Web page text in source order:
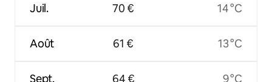
Juil.
Août
Sept.
70 €
61 €
64 €
14 °C
13 °C
9 °C